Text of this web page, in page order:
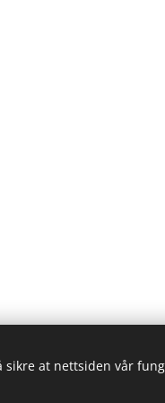
at nettsiden vår